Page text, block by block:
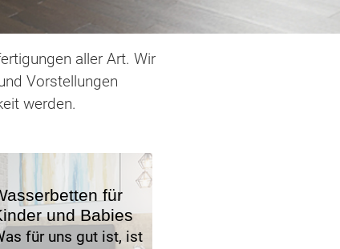
aller Art. Wir
Vorstellungen
werden.
für
und Babies
für uns gut ist, ist